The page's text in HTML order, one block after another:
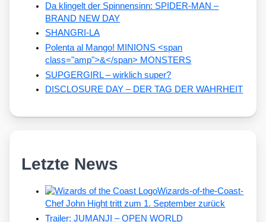
Da klingelt der Spinnensinn: SPIDER-MAN –
BRAND NEW DAY
SHANGRI-LA
Polenta al Mango! MINIONS <span
class="amp">&</span> MONSTERS
SUPGERGIRL – wirklich super?
DISCLOSURE DAY – DER TAG DER WAHRHEIT
Letzte News
Wizards-of-the-Coast-
Chef John Hight tritt zum 1. September zurück
Trailer: JUMANJI – OPEN WORLD